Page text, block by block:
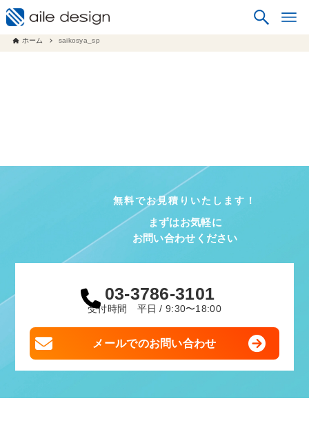
ホーム saikosya_sp
無料でお見積りいたします！
まずはお気軽に
お問い合わせください
03-3786-3101
受付時間 平日 / 9:30〜18:00
メールでのお問い合わせ